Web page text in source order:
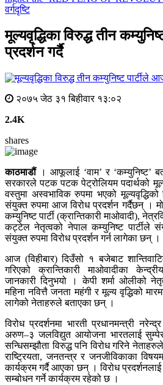
वर्गदृष्टि
मूल्यवृद्धिका विरुद्ध तीन
प्रदर्शन गर्दै
२०७५ जेठ ३१ बिहीवार १३:०२
2.4K
shares
काठमाडौं। आफूलाई ‘वाम’ र ‘कम्युनिष्ट’
सरकारले पटक पटक पेट्रोलियम पदार्थको
वस्तुमा अस्वभाविक रुपमा भएको मूल्यवृद्धिको
संयुक्त रुपमा आज विरोध प्रदर्शन गर्दैछन् ।
कम्युनिष्ट पार्टी (क्रान्तिकारी माओवादी),
कट्टेल नेतृत्वको नेपाल कम्युनिष्ट पार्टीले
संयुक्त रुपमा विरोध प्रदर्शन गर्न लागेका छन् ।
आज (विहीबार) दिउँसो १ बजेबाट
गरिएको क्रान्तिकारी माओवादीका
जानकारी दिनुभयो । केपी शर्मा ओलीको
महिना नवित्तै जनता महंगी र मूल्य वृद्धिको
लागेको नेताहरुले बताएका छन् ।
विरोध प्रदर्शनमा भारती प्रधानमन्त्री
अरुण–३ जलविद्युत आयोजना भारतलाई सुम्पेर
सन्धिसम्झौता विरुद्ध पनि विरोध गरिने
राष्ट्रियता, जनतन्त्र र जनजीविकाका
कार्यक्रम गर्दै आएका छन् । विरोध
सम्बोधन गर्ने कार्यक्रम रहेको छ ।